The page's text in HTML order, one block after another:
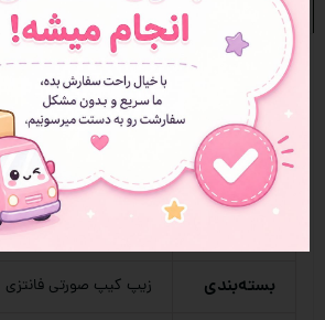
تعداد 5 عدد
طرح ها متنوع
بافت سبک‌ و نرم
بسته‌بندی زیپ کیپ صورتی فانتزی